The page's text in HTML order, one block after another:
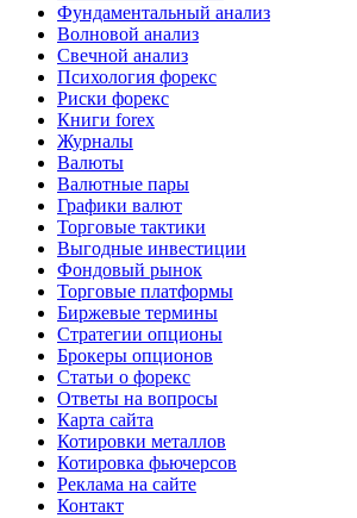
Фундаментальный анализ
Волновой анализ
Свечной анализ
Психология форекс
Риски форекс
Книги forex
Журналы
Валюты
Валютные пары
Графики валют
Торговые тактики
Выгодные инвестиции
Фондовый рынок
Торговые платформы
Биржевые термины
Стратегии опционы
Брокеры опционов
Статьи о форекс
Ответы на вопросы
Карта сайта
Котировки металлов
Котировка фьючерсов
Реклама на сайте
Контакт